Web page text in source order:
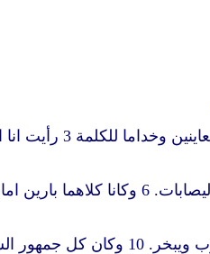
“1 اذ كان كثيرون قد اخذوا
5 كان في ايام هيرودس ملك اليهودية كاهن اسمه زكريا